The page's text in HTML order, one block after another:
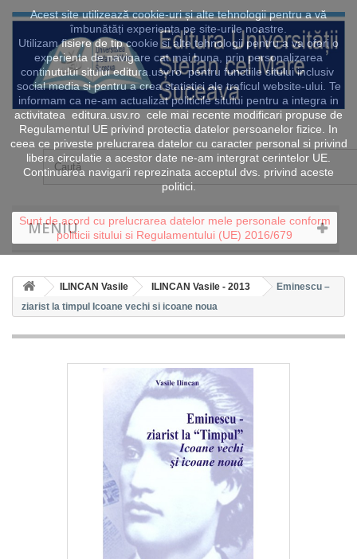
Acest site utilizează cookie-uri și alte tehnologii pentru a vă
îmbunătăți experiența pe site-urile noastre.
Utilizam fisiere de tip cookie si alte tehnologii pentru a va oferi o
experienta de navigare cat mai buna, prin personalizarea
continutului sitului editura.usv.ro pentru functiile sitului inclusiv
social media si pentru a crea statistici ale traficul website-ului. Te
informam ca ne-am actualizat politicile sitului pentru a integra in
activitatea editura.usv.ro cele mai recente modificari propuse de
Regulamentul UE privind protectia datelor persoanelor fizice. In
ceea ce priveste prelucrarea datelor cu caracter personal si privind
libera circulatie a acestor date ne-am intergrat cerintelor UE.
Continuarea navigarii reprezinata acceptul dvs. privind aceste
politici.
Sunt de acord cu prelucrarea datelor mele personale conform
politicii sitului si Regulamentului (UE) 2016/679
MENIU
ILINCAN Vasile ILINCAN Vasile - 2013
Eminescu –
ziarist la timpul Icoane vechi si icoane noua